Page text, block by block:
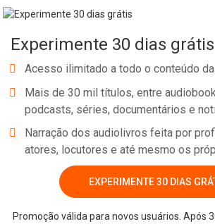
Experimente 30 dias grátis
Acesso ilimitado a todo o conteúdo
Mais de 30 mil títulos, entre
podcasts, séries, documentários e
Narração dos audiolivros feita por
atores, locutores e até mesmo os
EXPERIMENTE 30 DIAS
Promoção válida para novos usuários. Após